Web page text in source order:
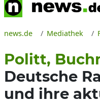
news.de Mediathek
Politt,
Deutsche
und ihre